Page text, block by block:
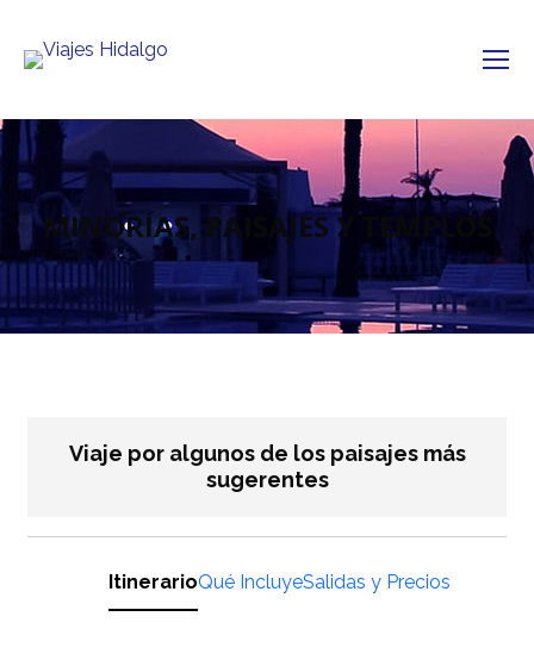
MINORÍAS, PAISAJES Y TEMPLOS
Viaje por algunos de los paisajes más
sugerentes
ItinerarioQué IncluyeSalidas y Precios